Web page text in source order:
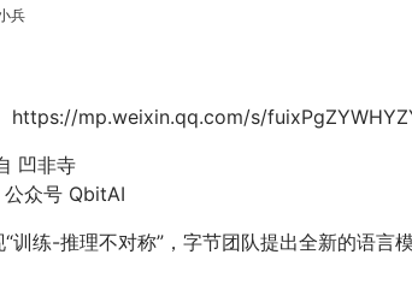
兵
https://mp.weixin.qq.com/s/
凹非寺
众号 QbitAI
训练-推理不对称”，字节团队提出全新的语言